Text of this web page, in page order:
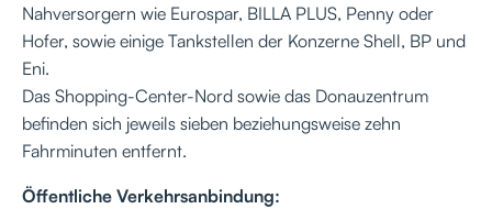
Nahversorgern wie Eurospar, BILLA PLUS, Penny oder
Hofer, sowie einige Tankstellen der Konzerne Shell, BP und
Eni.
Das Shopping-Center-Nord sowie das Donauzentrum
befinden sich jeweils sieben beziehungsweise zehn
Fahrminuten entfernt.
Öffentliche Verkehrsanbindung: